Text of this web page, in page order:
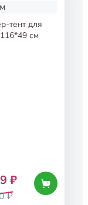
тент для
см
₽
₽